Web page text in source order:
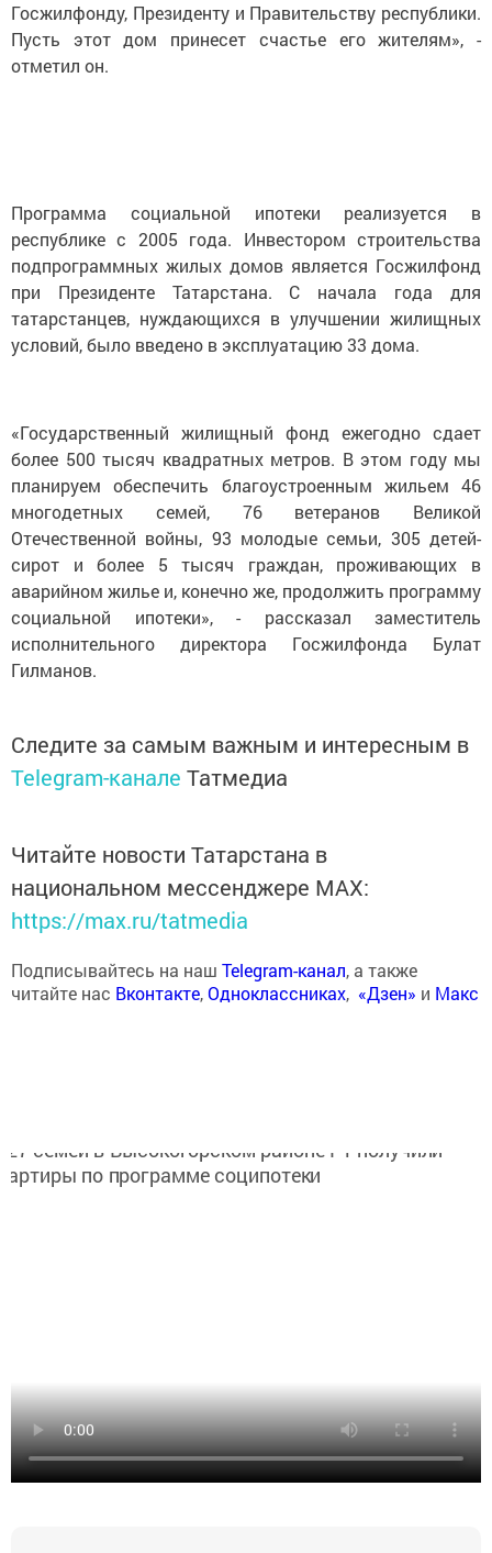
Госжилфонду, Президенту и Правительству республики.
Пусть этот дом принесет счастье его жителям», -
отметил он.
Программа социальной ипотеки реализуется в
республике с 2005 года. Инвестором строительства
подпрограммных жилых домов является Госжилфонд
при Президенте Татарстана. С начала года для
татарстанцев, нуждающихся в улучшении жилищных
условий, было введено в эксплуатацию 33 дома.
«Государственный жилищный фонд ежегодно сдает
более 500 тысяч квадратных метров. В этом году мы
планируем обеспечить благоустроенным жильем 46
многодетных семей, 76 ветеранов Великой
Отечественной войны, 93 молодые семьи, 305 детей-
сирот и более 5 тысяч граждан, проживающих в
аварийном жилье и, конечно же, продолжить программу
социальной ипотеки», - рассказал заместитель
исполнительного директора Госжилфонда Булат
Гилманов.
Следите за самым важным и интересным в
Telegram-канале Татмедиа
Читайте новости Татарстана в
национальном мессенджере MАХ:
https://max.ru/tatmedia
Подписывайтесь на наш Telegram-канал, а также
читайте нас Вконтакте,Одноклассниках, «Дзен» и Макс